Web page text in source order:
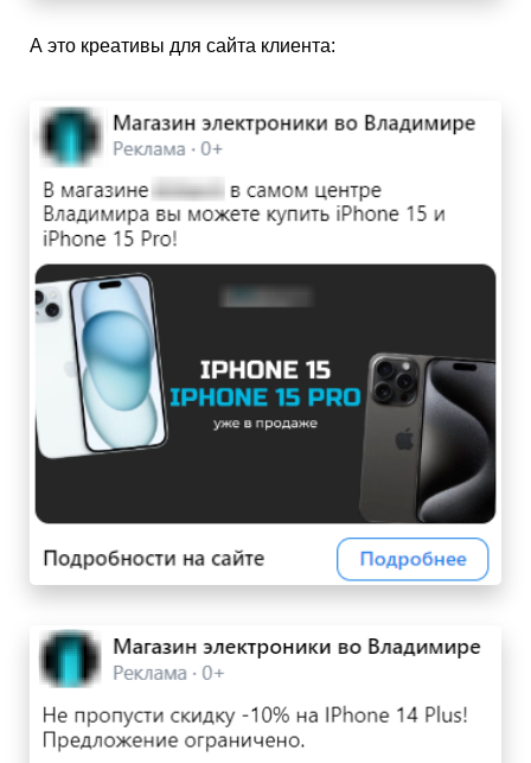
А это креативы для сайта клиента: